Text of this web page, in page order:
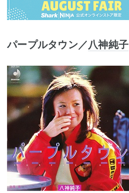
パープルタウン／八神純子